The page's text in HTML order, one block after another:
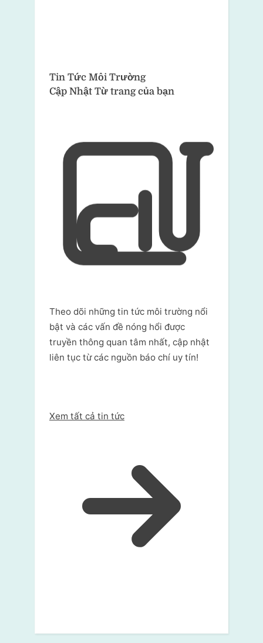
Tin Tức Môi Trường
Cập Nhật Từ trang của bạn
Theo dõi những tin tức môi trường nổi
bật và các vấn đề nóng hổi được
truyền thông quan tâm nhất, cập nhật
liên tục từ các nguồn báo chí uy tín!
Xem tất cả tin tức